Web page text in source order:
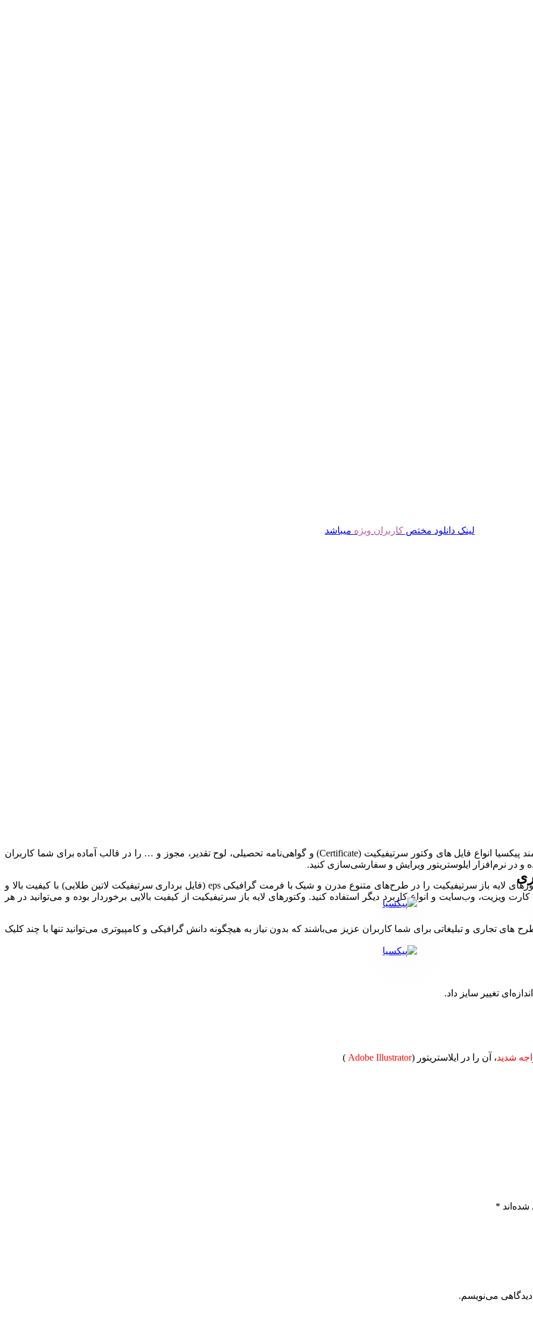
لینک دانلود مختص کاربران ویژه میباشد
مجموعه وکتور لایه‌باز تمپلیت آماده سرتیفیکیت، تیم با تجربه و قدرتمند پیکسیا انواع فایل های وکتور سرتیفیکیت (Certificate) و گواهی‌نامه تحصیلی، لوح تقدیر، مجوز و … را در قالب آماده برای شما کاربران
فایل برداری سرتیفیکت لاتین طلایی، در این بخش می‌توانید انواع وکتورهای لایه باز سرتیفیکیت را در طرح‌های متنوع مدرن و شیک با فرمت گرافیکی eps (فایل برداری سرتیفیکت لاتین طلایی) با کیفیت بالا و
ویزیت، وب‌سایت و انواع کاربرد دیگر استفاده کنید. وکتورهای لایه باز سرتیفیکیت از کیفیت بالایی برخوردار بوده و می‌توانید در هر
تجاری و تبلیغاتی برای شما کاربران عزیز می‌باشند که بدون نیاز به هیچگونه دانش گرافیکی و کامپیوتری می‌توانید تنها با چند کلیک
تغییر سایز داد.
شدید، آن را در ایلاستریتور (Adobe Illustrator
)
*
دیدگاهی می‌نویسم.